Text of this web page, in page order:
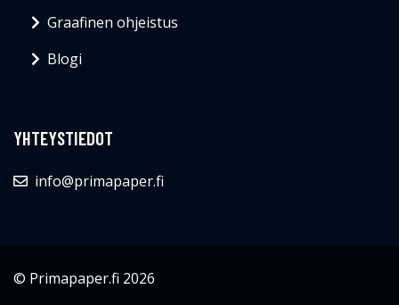
Graafinen ohjeistus
Blogi
YHTEYSTIEDOT
info@primapaper.fi
© Primapaper.fi 2026